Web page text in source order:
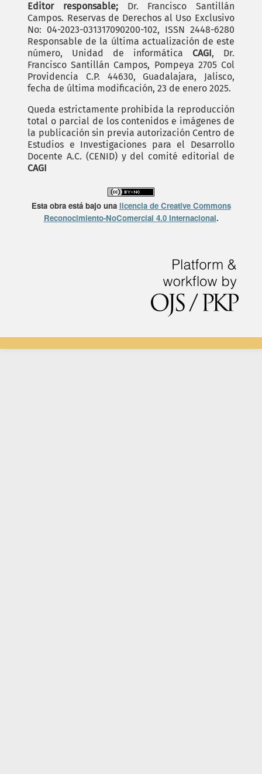
Editor responsable;Dr. Francisco Santillán
Campos. Reservas de Derechos al Uso Exclusivo
No: 04-2023-031317090200-102, ISSN 2448-6280
Responsable de la última actualización de este
número, Unidad de informática CAGI, Dr.
Francisco Santillán Campos, Pompeya 2705 Col
Providencia C.P. 44630, Guadalajara, Jalisco,
fecha de última modificación, 23 de enero 2025.
Queda estrictamente prohibida la reproducción
total o parcial de los contenidos e imágenes de
la publicación sin previa autorización Centro de
Estudios e Investigaciones para el Desarrollo
Docente A.C. (CENID) y del comité editorial de
CAGI
Esta obra está bajo una licencia de Creative Commons
Reconocimiento-NoComercial 4.0 Internacional.